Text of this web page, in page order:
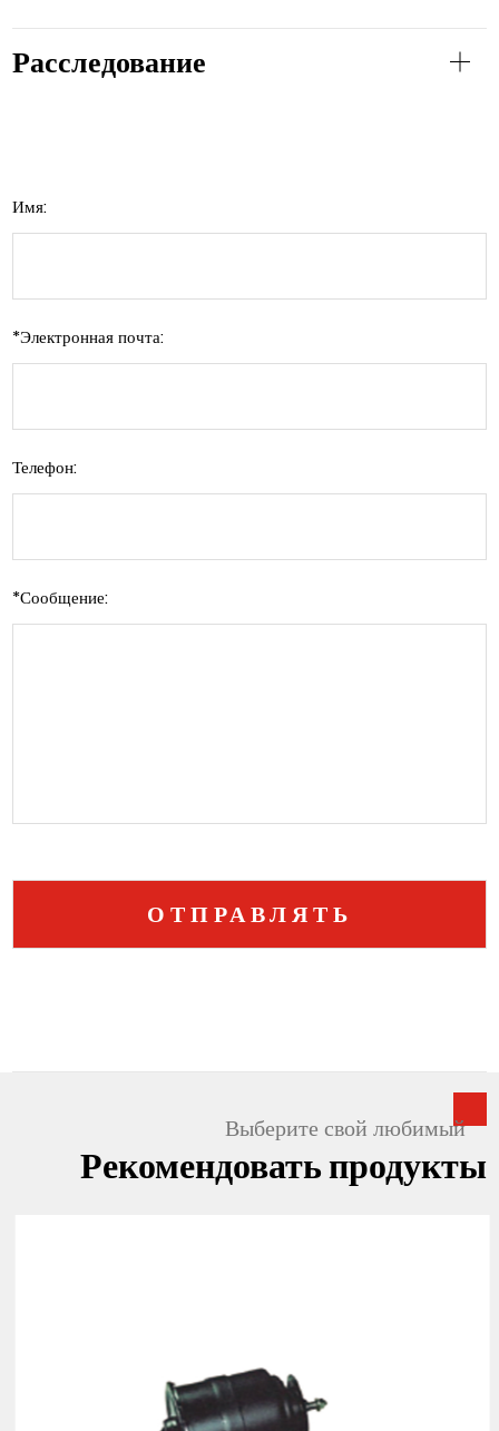
Расследование
Имя:
*Электронная почта:
Телефон:
*Сообщение:
Выберите свой любимый
Рекомендовать продукты